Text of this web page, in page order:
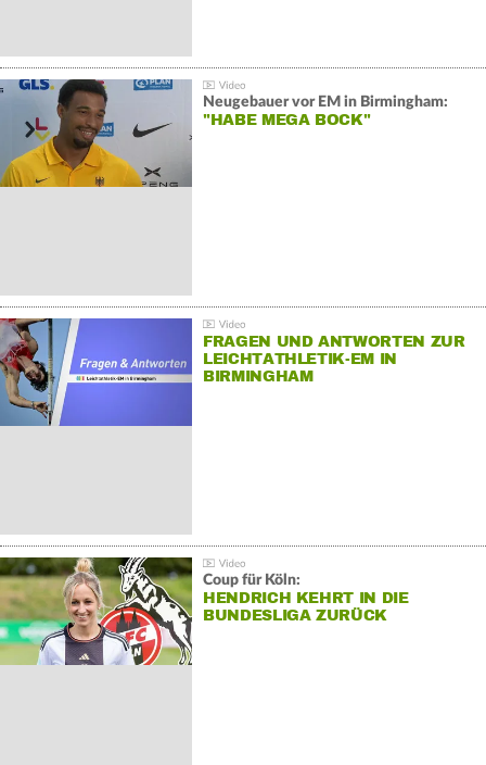
Neugebauer vor EM in Birmingham:
"HABE MEGA BOCK"
FRAGEN UND ANTWORTEN ZUR
LEICHTATHLETIK-EM IN
BIRMINGHAM
Coup für Köln:
HENDRICH KEHRT IN DIE
BUNDESLIGA ZURÜCK